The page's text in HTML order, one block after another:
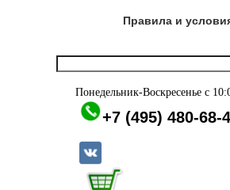
Правила и
Понедельник-Воскресенье с
+7 (495) 480-68-